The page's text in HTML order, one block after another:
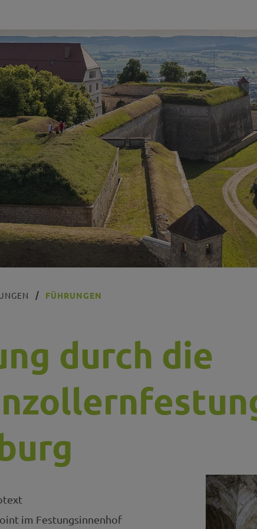
FÜHRUNGEN
durch die
im Festungsinnenhof